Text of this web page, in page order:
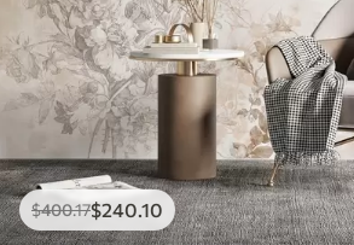
$400.17$240 .10